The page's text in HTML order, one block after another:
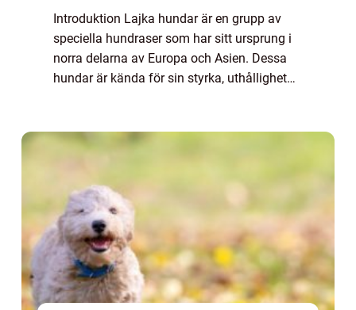
Introduktion Lajka hundar är en grupp av
speciella hundraser som har sitt ursprung i
norra delarna av Europa och Asien. Dessa
hundar är kända för sin styrka, uthållighet